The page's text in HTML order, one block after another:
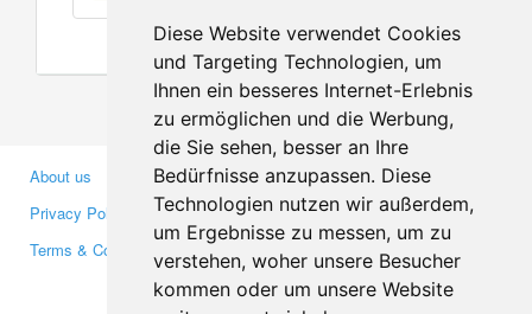
Diese Website verwendet Cookies
und Targeting Technologien, um
Ihnen ein besseres Internet-Erlebnis
zu ermöglichen und die Werbung,
die Sie sehen, besser an Ihre
Bedürfnisse anzupassen. Diese
Technologien nutzen wir außerdem,
um Ergebnisse zu messen, um zu
verstehen, woher unsere Besucher
kommen oder um unsere Website
About us
Privacy Policy
Terms & Conditions
Business Partners
Investors
Media